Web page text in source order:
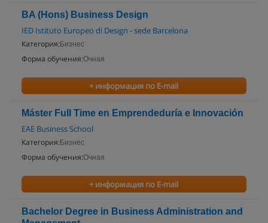
BA (Hons) Business Design
IED Istituto Europeo di Design - sede Barcelona
Категория: Бизнес
Форма обучения:Очная
+ информация по E-mail
Máster Full Time en Emprendeduría e Innovación
EAE Business School
Категория: Бизнес
Форма обучения:Очная
+ информация по E-mail
Bachelor Degree in Business Administration and